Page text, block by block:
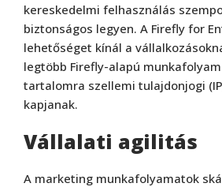
kereskedelmi felhasználás
biztonságos legyen. A Firefly for
lehetőséget kínál a
legtöbb Firefly-alapú
tartalomra szellemi tulajdonjogi
kapjanak.
Vállalati agilitás
A marketing munkafolyamatok